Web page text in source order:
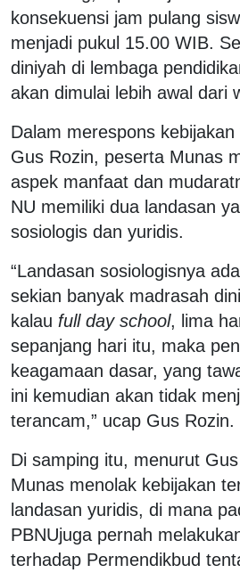
konsekuensi jam pulang
menjadi pukul 15.00 WIB.
diniyah di lembaga
akan dimulai lebih awal dari
Dalam merespons
Gus Rozin, peserta Munas
aspek manfaat dan
NU memiliki dua landasan
sosiologis dan yuridis.
“Landasan sosiologisnya
sekian banyak madrasah
kalau full day school, lima
sepanjang hari itu, maka
keagamaan dasar, yang
ini kemudian akan tidak
terancam,” ucap Gus Rozin.
Di samping itu, menurut
Munas menolak kebijakan
landasan yuridis, di mana
PBNUjuga pernah
terhadap Permendikbud